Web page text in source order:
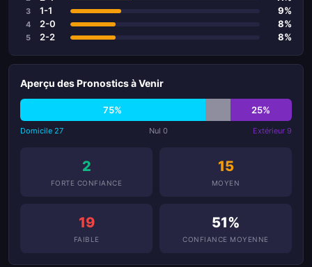
3 1-1 9%
4 2-0 8%
5 2-2 8%
Aperçu des Pronostics à Venir
75% 25%
Domicile 27 Nul 0 Extérieur 9
2
FORTE CONFIANCE
15
MOYEN
19
FAIBLE
51%
CONFIANCE MOYENNE